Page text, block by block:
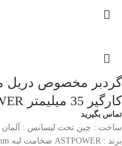
کارگیر 35 میلیمتر AST POWER
تماس بگیرید